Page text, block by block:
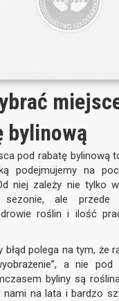
bylinową
pod rabatę bylinową
podejmujemy na
niej zależy nie tylko
sezonie, ale przede
roślin i ilość
błąd polega na tym, że
a nie pod
byliny są
na lata i bardzo